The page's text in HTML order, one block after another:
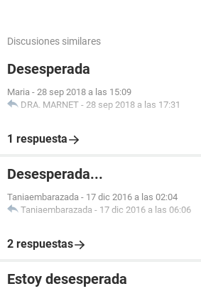
Discusiones similares
Desesperada
Maria - 28 sep 2018 a las 15:09
DRA. MARNET - 28 sep 2018 a las 17:31
1 respuesta
Desesperada...
Taniaembarazada - 17 dic 2016 a las 02:04
Taniaembarazada - 17 dic 2016 a las 06:06
2 respuestas
Estoy desesperada